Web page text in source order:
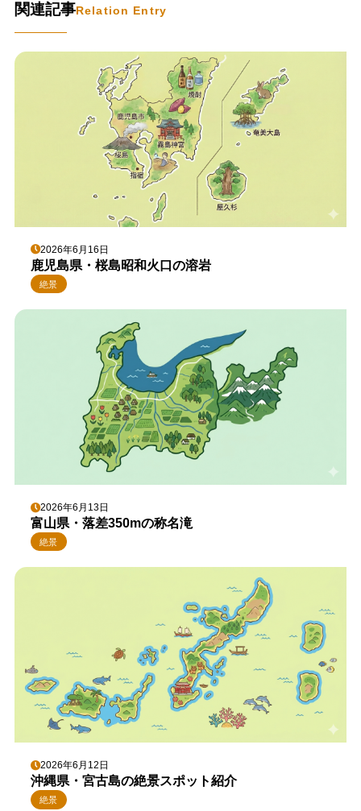
関連記事Relation Entry
2026年6月16日
鹿児島県・桜島昭和火口の溶岩
絶景
2026年6月13日
富山県・落差350mの称名滝
絶景
2026年6月12日
沖縄県・宮古島の絶景スポット紹介
絶景